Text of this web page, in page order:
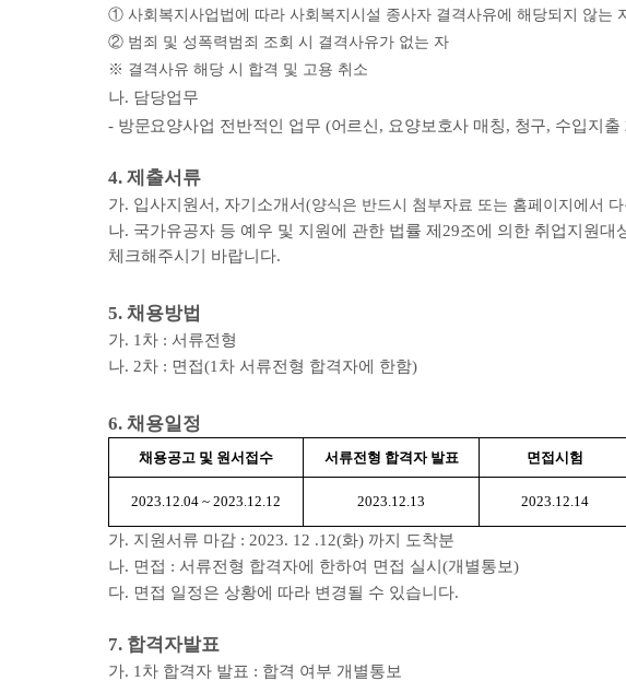
① 사회복지사업법에 따라 사회복지시설 종사자 결격사유에 해당되지 않는
② 범죄 및 성폭력범죄 조회 시 결격사유가 없는 자
※ 결격사유 해당 시 합격 및 고용 취소
나. 담당업무
- 방문요양사업 전반적인 업무 (어르신 , 요양보호사 매칭, 청구, 수입지출
4. 제출서류
가. 입사지원서 , 자기소개서 (양식은 반드시 첨부자료 또는 홈페이지에서
나. 국가유공자 등 예우 및 지원에 관한 법률 제 29조에 의한 취업지원대
체크해주시기 바랍니다.
5. 채용방법
가. 1 차 : 서류전형
나. 2차 : 면접(1 차 서류전형 합격자에 한함)
6. 채용일정
채용공고 및 원서접수 서류전형 합격자 발표 면접시험
2023.12.04 ~ 2023.12.12 2023.12.13 2023.12.14
가. 지원서류 마감 : 2023. 12 .12(화) 까지 도착분
나. 면접 : 서류전형 합격자에 한하여 면접 실시 (개별통보)
다. 면접 일정은 상황에 따라 변경될 수 있습니다.
7. 합격자발표
가. 1 차 합격자 발표 : 합격 여부 개별통보